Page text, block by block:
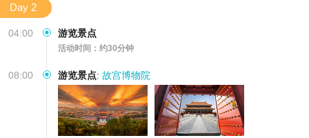
Day 2
04:00 游览景点
活动时间：约30分钟
08:00 游览景点: 故宫博物院